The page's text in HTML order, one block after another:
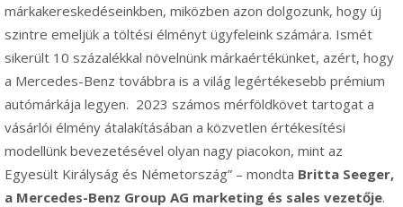
márkakereskedéseinkben, miközben azon dolgozunk, hogy új
szintre emeljük a töltési élményt ügyfeleink számára. Ismét
sikerült 10 százalékkal növelnünk márkaértékünket, azért, hogy
a Mercedes-Benz továbbra is a világ legértékesebb prémium
autómárkája legyen. 2023 számos mérföldkövet tartogat a
vásárlói élmény átalakításában a közvetlen értékesítési
modellünk bevezetésével olyan nagy piacokon, mint az
Egyesült Királyság és Németország” – mondta Britta Seeger,
a Mercedes-Benz Group AG marketing és sales vezetője.